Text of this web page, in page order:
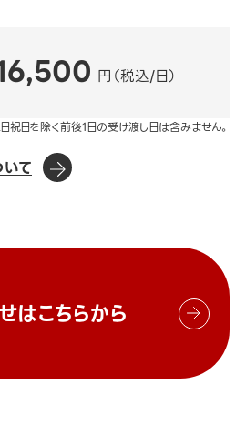
円（税込/日）
日を除く前後1日の受け渡し日は含みません。
て
はこちらから